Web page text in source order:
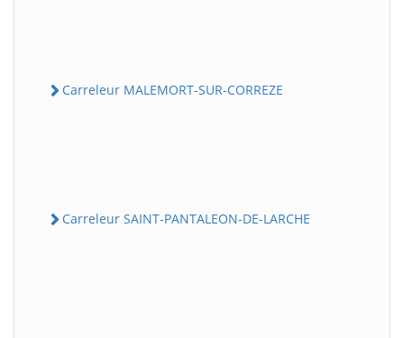
Carreleur MALEMORT-SUR-CORREZE
Carreleur SAINT-PANTALEON-DE-LARCHE